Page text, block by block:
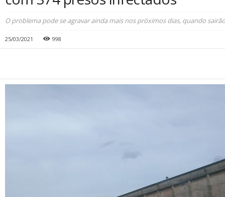
O problema pode se agravar ainda mais nos próximos dias, quando
25/03/2021 998